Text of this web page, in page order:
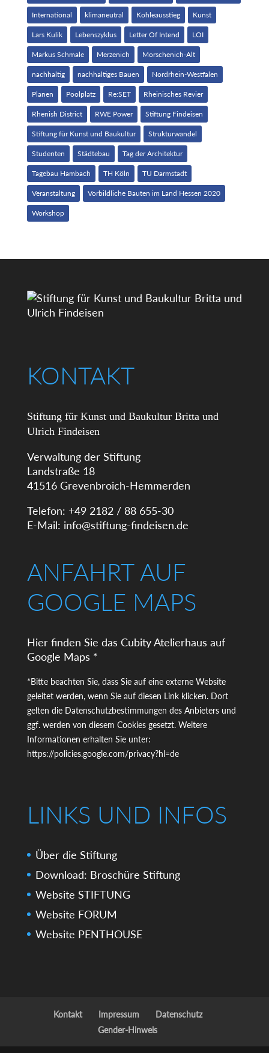
International klimaneutral Kohleausstieg Kunst
Lars Kulik Lebenszyklus Letter Of Intend LOI
Markus Schmale Merzenich Morschenich-Alt
nachhaltig nachhaltiges Bauen Nordrhein-Westfalen
Planen Poolplatz Re:SET Rheinisches Revier
Rhenish District RWE Power Stiftung Findeisen
Stiftung für Kunst und Baukultur Strukturwandel
Studenten Städtebau Tag der Architektur
Tagebau Hambach TH Köln TU Darmstadt
Veranstaltung Vorbildliche Bauten im Land Hessen 2020
Workshop
KONTAKT
Stiftung für Kunst und Baukultur Britta und
Ulrich Findeisen
Verwaltung der Stiftung
Landstraße 18
41516 Grevenbroich-Hemmerden
Telefon: +49 2182 / 88 655-30
E-Mail: info@stiftung-findeisen.de
ANFAHRT AUF
GOOGLE MAPS
Hier finden Sie das Cubity Atelierhaus auf
Google Maps *
*Bitte beachten Sie, dass Sie auf eine externe Website
geleitet werden, wenn Sie auf diesen Link klicken. Dort
gelten die Datenschutzbestimmungen des Anbieters und
ggf. werden von diesem Cookies gesetzt. Weitere
Informationen erhalten Sie unter:
https://policies.google.com/privacy?hl=de
LINKS UND INFOS
Über die Stiftung
Download: Broschüre Stiftung
Website STIFTUNG
Website FORUM
Website PENTHOUSE
Kontakt Impressum
Datenschutz
Gender-Hinweis